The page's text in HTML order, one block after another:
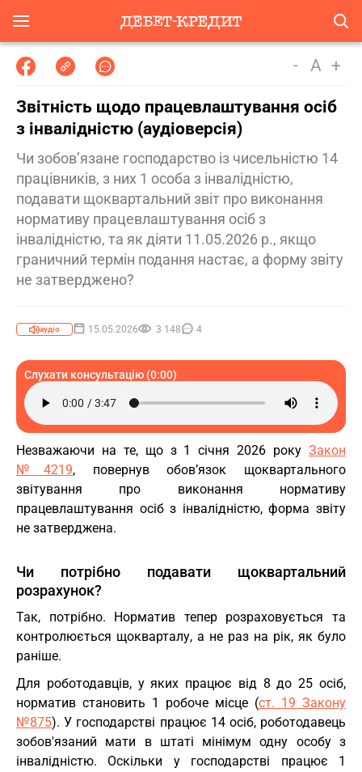
- A +
Звітність щодо працевлаштування осіб
з інвалідністю (аудіоверсія)
Чи зобов’язане господарство із чисельністю 14
працівників, з них 1 особа з інвалідністю,
подавати щоквартальний звіт про виконання
нормативу працевлаштування осіб з
інвалідністю, та як діяти 11.05.2026 р., якщо
граничний термін подання настає, а форму звіту
не затверджено?
аудіо 15.05.2026 3 148 4
Слухати консультацію (0:00)
Незважаючи на те, що з 1 січня 2026 року Закон
№4219, повернув обов’язок щоквартального
звітування про виконання нормативу
працевлаштування осіб з інвалідністю, форма звіту
не затверджена.
Чи потрібно подавати щоквартальний
розрахунок?
Так, потрібно. Норматив тепер розраховується та
контролюється щокварталу, а не раз на рік, як було
раніше.
Для роботодавців, у яких працює від 8 до 25 осіб,
норматив становить 1 робоче місце (ст. 19 Закону
№875). У господарстві працює 14 осіб, роботодавець
зобов'язаний мати в штаті мінімум одну особу з
інвалідністю. Оскільки у господарстві працює 1